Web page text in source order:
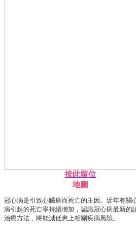
按此留位
地圖
冠心病是引致心臟病而死亡的主因。近年有關
病引起的死亡率持續增加，認識冠心病最新的
治療方法，將能減低患上相關疾病風險。